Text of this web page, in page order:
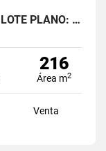
CASA DE 216 MTS LLANOGRANDE• LOTE PLANO: 823 MTS $1.500.000.00
216
Área m2
Venta